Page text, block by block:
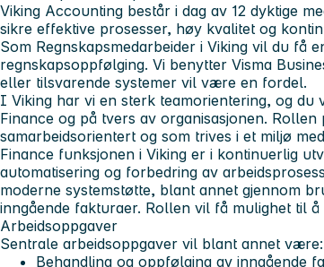
Viking Accounting består i dag av 12 dyktige
sikre effektive prosesser, høy kvalitet og
Som Regnskapsmedarbeider i Viking vil du
regnskapsoppfølging. Vi benytter Visma
eller tilsvarende systemer vil være en fordel.
I Viking har vi en sterk teamorientering, og du
Finance og på tvers av organisasjonen.
samarbeidsorientert og som trives i et miljø
Finance funksjonen i Viking er i kontinuerlig
automatisering og forbedring av
moderne systemstøtte, blant annet gjennom
inngående fakturaer. Rollen vil få mulighet til
Arbeidsoppgaver
Sentrale arbeidsoppgaver vil blant annet være:
Behandling og oppfølging av inngående